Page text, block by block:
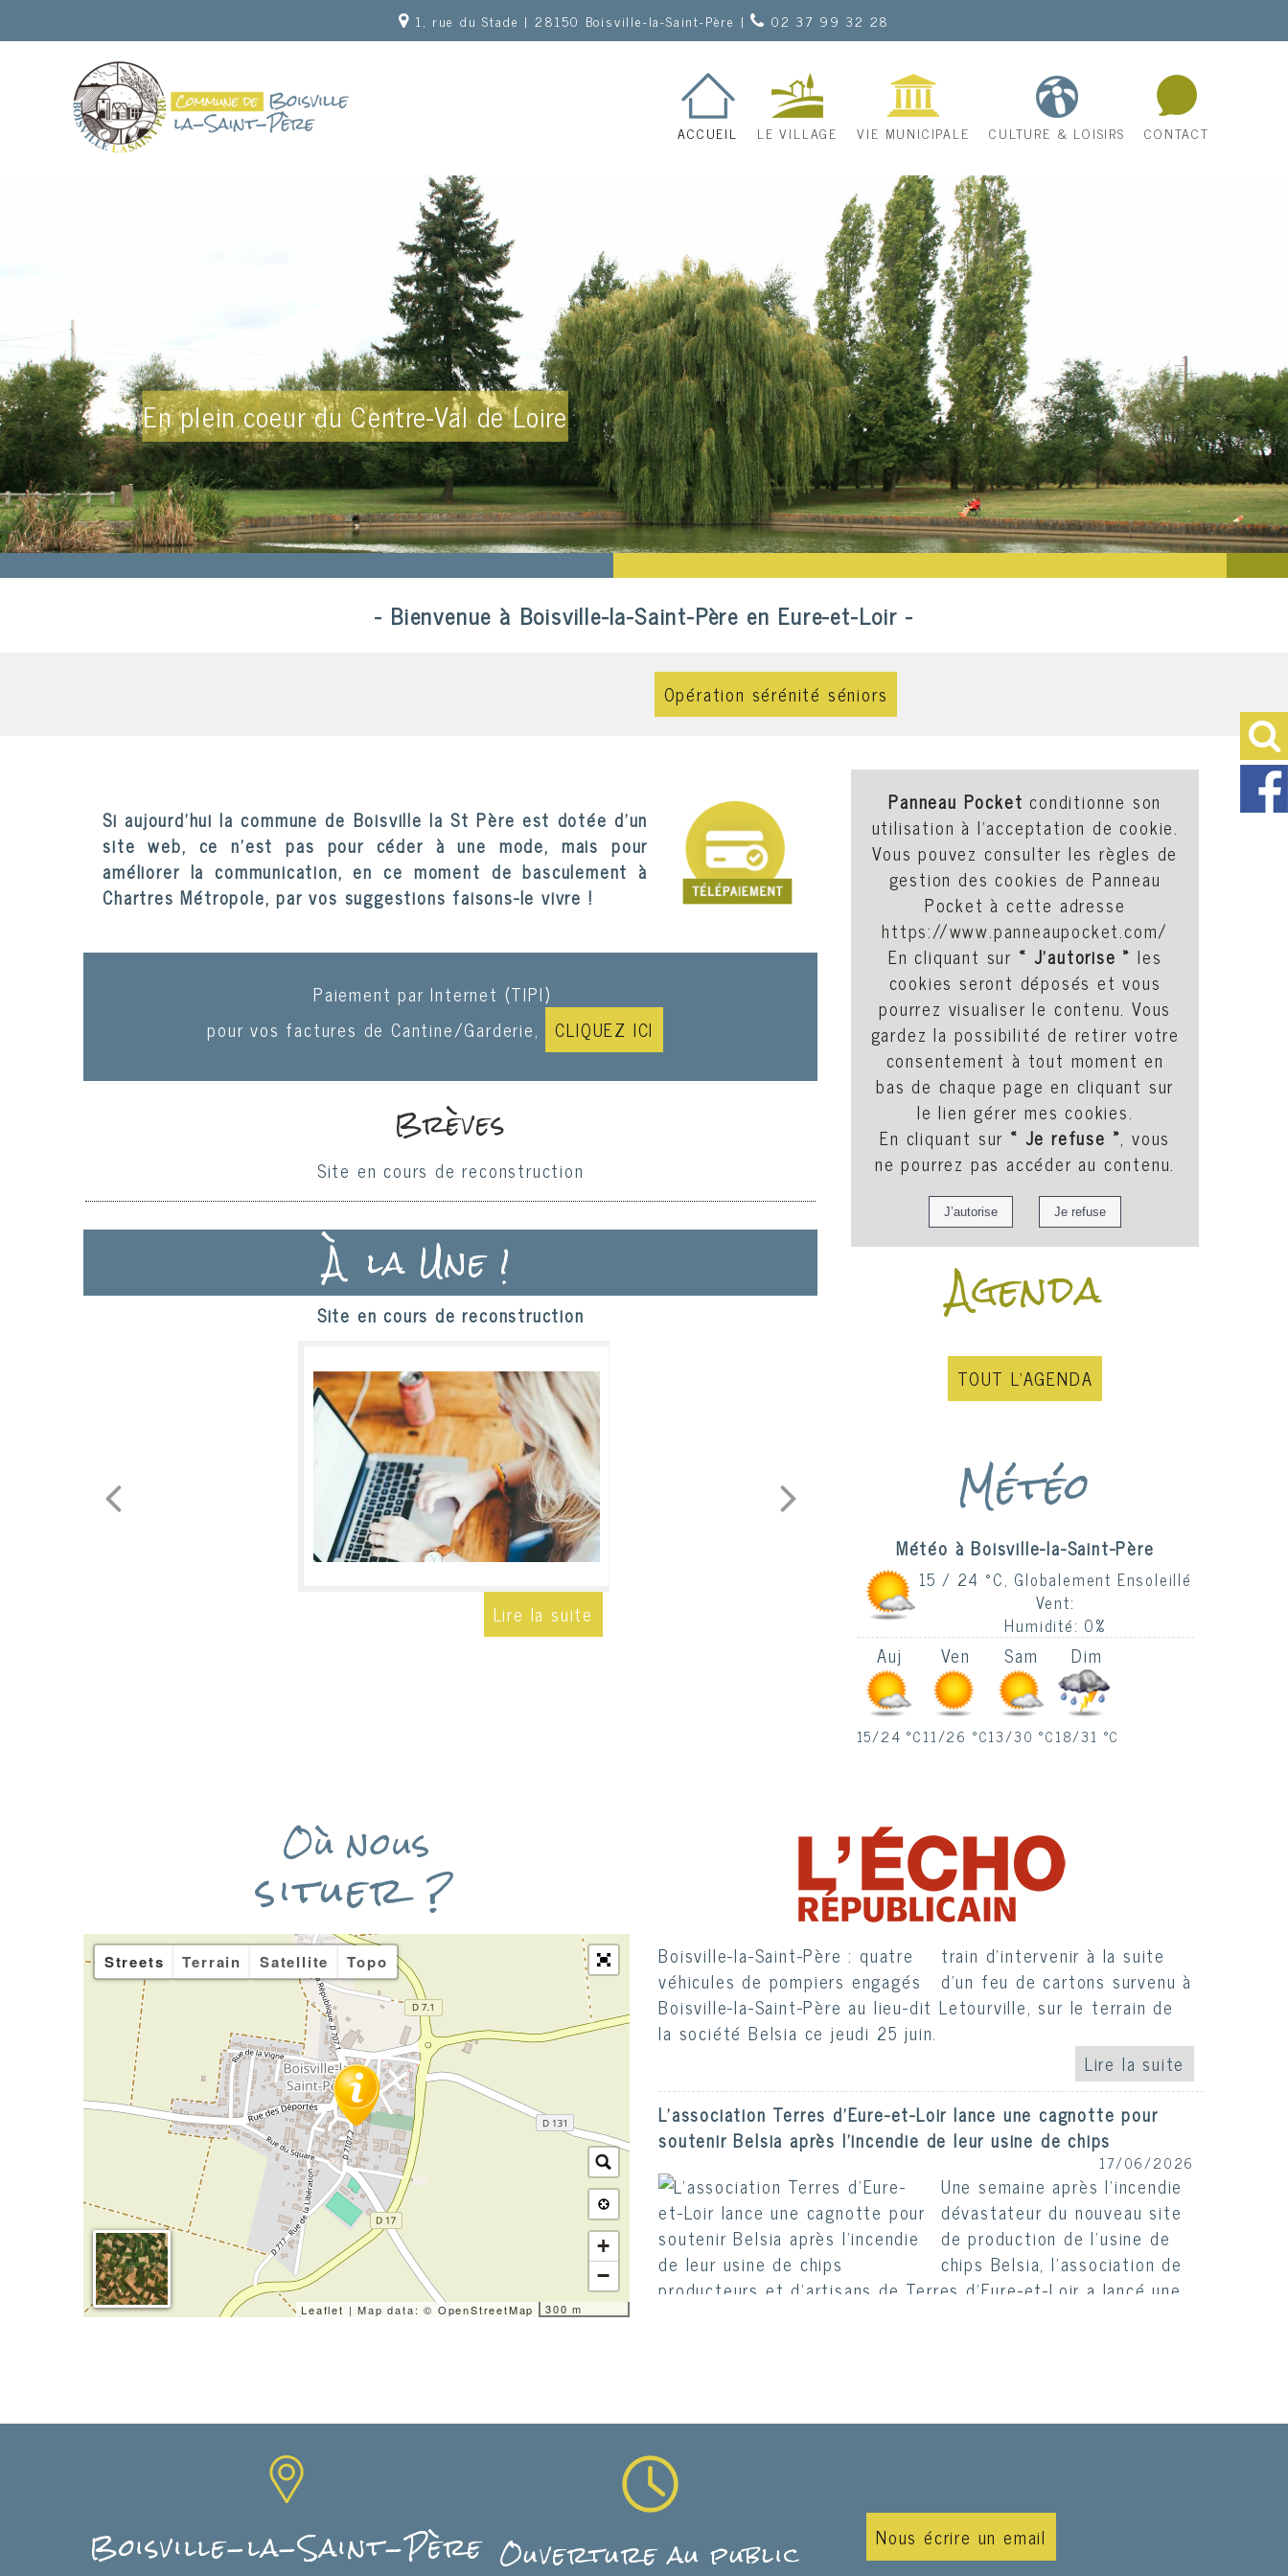
1, rue du Stade | 28150 Boisville-la-Saint-Père | 02 37 99 32 28
ACCUEIL LE VILLAGE VIE MUNICIPALE CULTURE & LOISIRS CONTACT
En plein coeur du Centre-Val de Loire
Une terre agricole
Un terrain multisports
- Bienvenue à Boisville-la-Saint-Père en Eure-et-Loir -
Opération sérénité séniors
Si aujourd'hui la commune de Boisville la St Père est dotée d'un
site web, ce n'est pas pour céder à une mode, mais pour
améliorer la communication, en ce moment de basculement à
Chartres Métropole, par vos suggestions faisons-le vivre !
Paiement par Internet (TIPI)
pour vos factures de Cantine/Garderie,
CLIQUEZ ICI
Brèves
Site en cours de reconstruction
À la Une !
Site en cours de reconstruction
Panneau Pocket conditionne son
utilisation à l'acceptation de cookie.
Vous pouvez consulter les règles de
gestion des cookies de Panneau
Pocket à cette adresse
https://www.panneaupocket.com/
En cliquant sur « J’autorise » les
cookies seront déposés et vous
pourrez visualiser le contenu. Vous
gardez la possibilité de retirer votre
consentement à tout moment en
bas de chaque page en cliquant sur
le lien gérer mes cookies.
En cliquant sur « Je refuse », vous
ne pourrez pas accéder au contenu.
Agenda
TOUT L'AGENDA
Météo
Boisville-la-Saint-Père
15 / 24 °C, Globalement Ensoleillé
Vent:
Humidité: 0%
Auj
15/24 °C
Ven
11/26 °C
Sam
13/30 °C
Dim
18/31 °C
Où nous
situer ?
Streets Terrain Satellite Topo
+
−
300 m
Leaflet | Map data: © OpenStreetMap
Feu de cartons chez Belsia à Boisville-la-Saint-Père : quatre
véhicules de pompiers engagés
Les sapeurs-pompiers sont en
train d'intervenir à la suite
d'un feu de cartons survenu à
Boisville-la-Saint-Père au lieu-dit Letourville, sur le terrain de
la société Belsia ce jeudi 25 juin.
L'association Terres d'Eure-et-Loir lance une cagnotte pour
soutenir Belsia après l'incendie de leur usine de chips
17/06/2026
Une semaine après l'incendie
dévastateur du nouveau site
de production de l'usine de
chips Belsia, l'association de
producteurs et d'artisans de Terres d'Eure-et-Loir a lancé une
cagnotte en ligne pour soutenir ses propriétaires.
influenceurs McFly et Carlito,
qui ont lancé leur marque de
chips avec l'entreprise eurélienne, s'étaient rendus sur place le
Boisville-la-Saint-Père Ouverture au public Nous écrire un email